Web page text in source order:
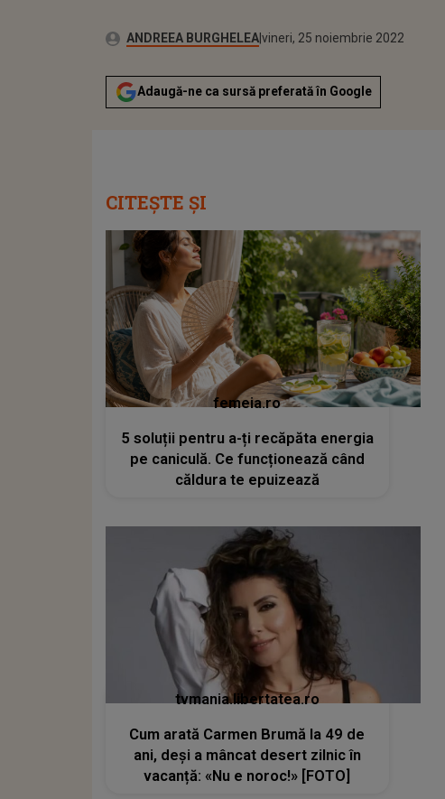
Autor:ANDREEA BURGHELEAPublicat:
joi, 25 noiembrie 2021
Actualizat:
vineri, 25 noiembrie 2022
Adaugă-ne ca sursă preferată în Google
CITEȘTE ȘI
femeia.ro
5 soluții pentru a-ți recăpăta energia
pe caniculă. Ce funcționează când
căldura te epuizează
tvmania.libertatea.ro
Cum arată Carmen Brumă la 49 de
ani, deși a mâncat desert zilnic în
vacanță: «Nu e noroc!» [FOTO]